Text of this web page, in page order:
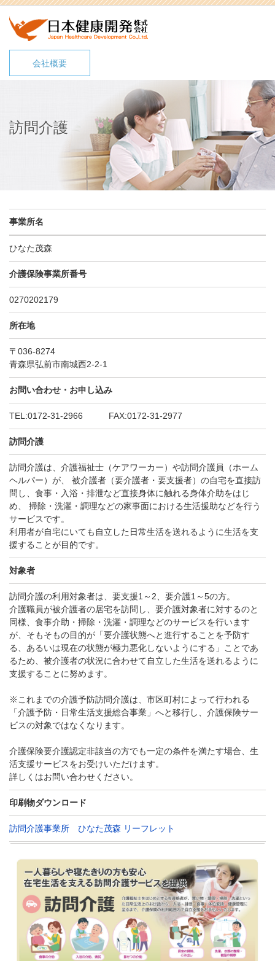
会社概要
訪問介護
事業所名
ひなた茂森
介護保険事業所番号
0270202179
所在地
〒036-8274
青森県弘前市南城西2-2-1
お問い合わせ・お申し込み
TEL:0172-31-2966 FAX:0172-31-2977
訪問介護
訪問介護は、介護福祉士（ケアワーカー）や訪問介護員（ホーム
ヘルパー）が、 被介護者（要介護者・要支援者）の自宅を直接訪
問し、食事・入浴・排泄など直接身体に触れる身体介助をはじ
め、 掃除・洗濯・調理などの家事面における生活援助などを行う
サービスです。
利用者が自宅にいても自立した日常生活を送れるように生活を支
援することが目的です。
対象者
訪問介護の利用対象者は、要支援1～2、要介護1～5の方。
介護職員が被介護者の居宅を訪問し、要介護対象者に対するのと
同様、食事介助・掃除・洗濯・調理などのサービスを行います
が、そもそもの目的が「要介護状態へと進行することを予防す
る、あるいは現在の状態が極力悪化しないようにする」ことであ
るため、被介護者の状況に合わせて自立した生活を送れるように
支援することに努めます。
※これまでの介護予防訪問介護は、市区町村によって行われる
「介護予防・日常生活支援総合事業」へと移行し、介護保険サー
ビスの対象ではなくなります。
介護保険要介護認定非該当の方でも一定の条件を満たす場合、生
活支援サービスをお受けいただけます。
詳しくはお問い合わせください。
印刷物ダウンロード
訪問介護事業所 ひなた茂森 リーフレット